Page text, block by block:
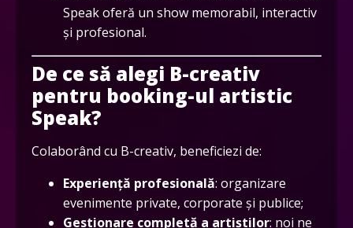
Speak oferă un show memorabil, interactiv
și profesional.
De ce să alegi B-creativ
pentru booking-ul artistic
Speak?
Colaborând cu B-creativ, beneficiezi de:
Experiență profesională: organizare
evenimente private, corporate și publice;
Gestionare completă a artiștilor: noi ne